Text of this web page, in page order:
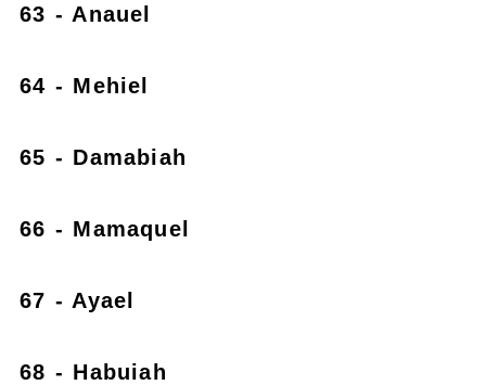
63 - Anauel
64 - Mehiel
65 - Damabiah
66 - Mamaquel
67 - Ayael
68 - Habuiah